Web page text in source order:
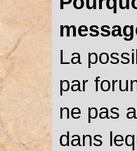
La
par
ne pas
dans